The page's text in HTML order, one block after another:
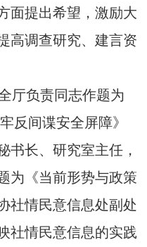
面提出希望，激励大
高调查研究、建言资
厅负责同志作题为
反间谍安全屏障》
书长、研究室主任，
为《当前形势与政策
社情民意信息处副处
社情民意信息的实践